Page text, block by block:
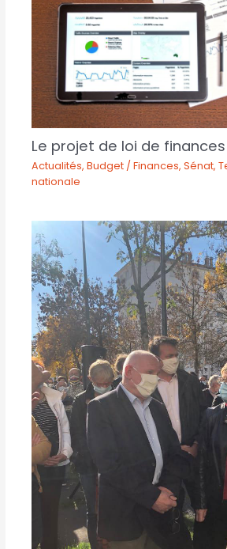
Le projet de loi de finances
Actualités,Budget / Finances,Sénat,
nationale